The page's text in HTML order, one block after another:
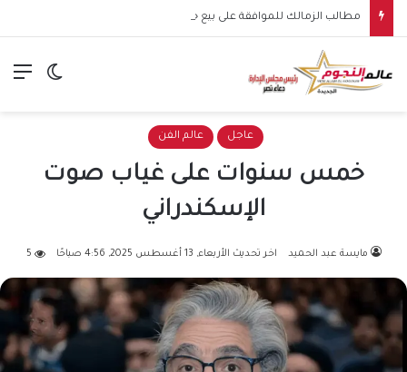
الوضع
عاجل عالم الفن
خمس سنوات على غياب صوت
الإسكندراني
مايسة عبد الحميد اخر تحديث الأربعاء, 13 أغسطس 2025, 4:56 صباحًا 5